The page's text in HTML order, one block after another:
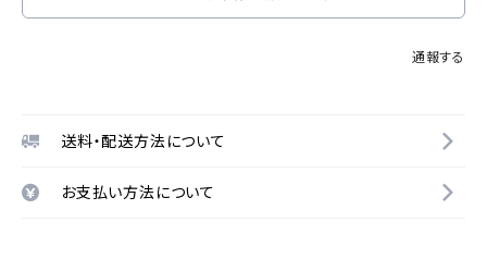
通報する
送料・配送方法について
お支払い方法について